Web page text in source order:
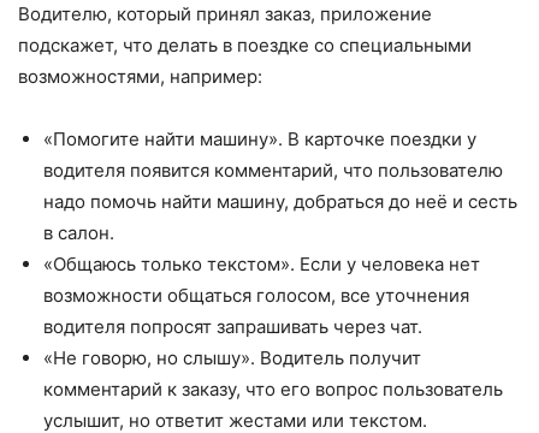
Водителю, который принял заказ, приложение
подскажет, что делать в поездке со специальными
возможностями, например:
«Помогите найти машину». В карточке поездки у
водителя появится комментарий, что пользователю
надо помочь найти машину, добраться до неё и сесть
в салон.
«Общаюсь только текстом». Если у человека нет
возможности общаться голосом, все уточнения
водителя попросят запрашивать через чат.
«Не говорю, но слышу». Водитель получит
комментарий к заказу, что его вопрос пользователь
услышит, но ответит жестами или текстом.